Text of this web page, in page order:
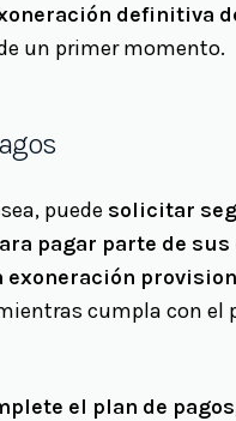
definitiva
un primer momento.
puede solicitar
pagar parte de sus
cumpla con el
el plan de